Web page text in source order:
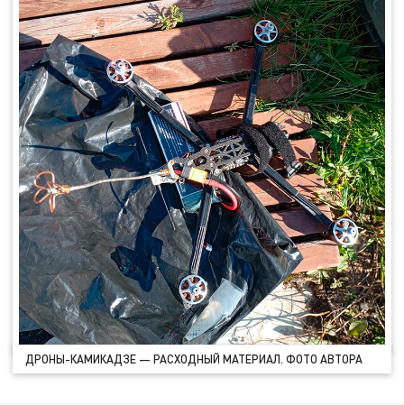
ДРОНЫ-КАМИКАДЗЕ — РАСХОДНЫЙ МАТЕРИАЛ. ФОТО АВТОРА